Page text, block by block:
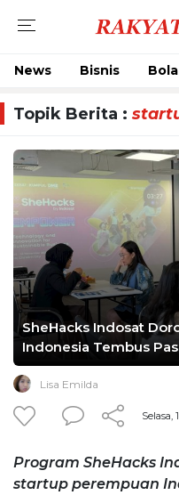
News Bisnis Bola
Topik Berita :
SheHacks Indosat
Indonesia Tembus
Lisa Emilda
Selasa,
Program SheHacks
startup perempuan